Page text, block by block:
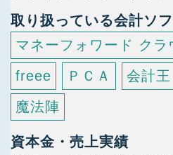
取り扱っている会計ソフ
マネーフォワード クラ
freee
ＰＣＡ 会計王
魔法陣
資本金・売上実績